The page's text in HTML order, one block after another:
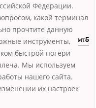
Федерации.
какой терминал
прочтите данную
мт5
инструменты,
быстрой потери
Мы используем
нашего сайта.
их настроек